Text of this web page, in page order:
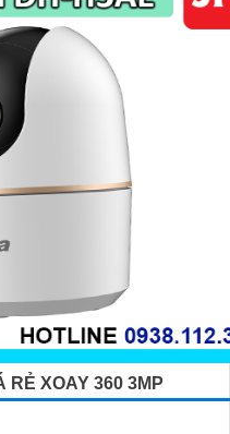
RẺ XOAY 360 3MP